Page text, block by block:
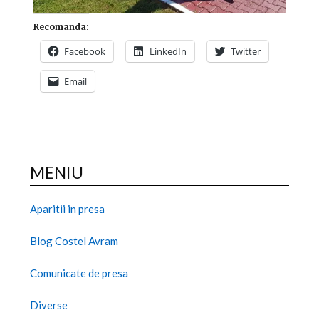
Recomanda:
Facebook LinkedIn Twitter
Email
MENIU
Aparitii in presa
Blog Costel Avram
Comunicate de presa
Diverse